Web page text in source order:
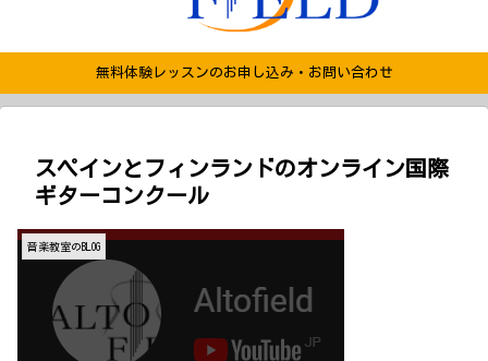
無料体験レッスンのお申し込み・お問い合わせ
スペインとフィンランドのオンライン国際
ギターコンクール
音楽教室のBLOG